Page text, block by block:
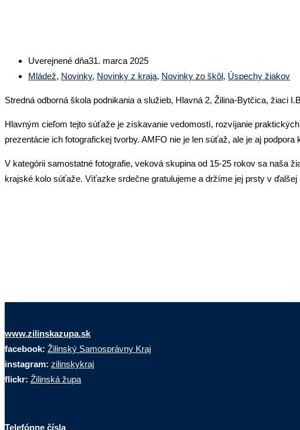
Uverejnené dňa31. marca 2025
Mládež, Novinky, Novinky z kraja, Novinky zo škôl, Úspechy žiakov
Stredná odborná škola podnikania a služieb, Hlavná 2, Žilina-Bytčica, žiaci
Hlavným cieľom tejto súťaže je získavanie vedomostí, rozvíjanie
prezentácie ich fotografickej tvorby. AMFO nie je len súťaž, ale je aj
V kategórii samostatné fotografie, veková skupina od 15-25 rokov sa naša
krajské kolo súťaže. Víťazke srdečne gratulujeme a držíme jej prsty v ďalšej
www.zilinskazupa.sk
facebook: Žilinský Samosprávny Kraj
instagram: zilinskykraj
flickr: Žilinská župa
Telefónne čísla